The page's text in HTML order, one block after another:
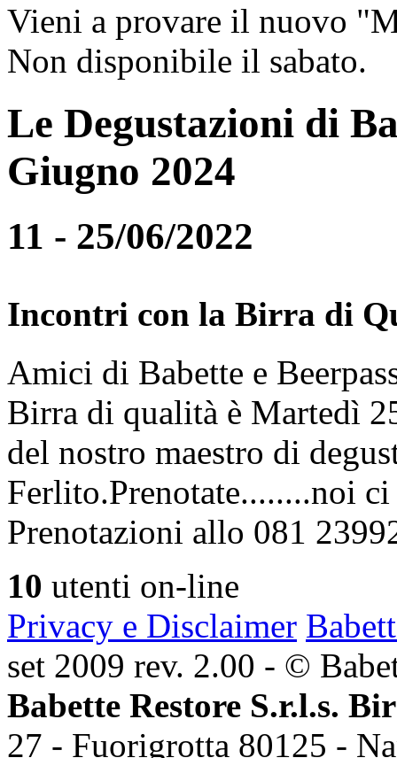
Vieni a provare il nuovo
Non disponibile il sabato.
Le Degustazioni di
Giugno 2024
11 - 25/06/2022
Incontri con la Birra di
Amici di Babette e
Birra di qualità è Martedì
del nostro maestro di
Ferlito.Prenotate........noi
Prenotazioni allo 081
10 utenti on-line
Privacy e Disclaimer
set 2009 rev. 2.00 - ©
Babette Restore S.r.l.s.
27 - Fuorigrotta 80125 -